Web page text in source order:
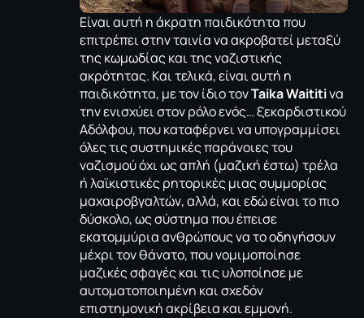
Είναι αυτή η άκρατη παιδικότητα που
επιτρέπει στην ταινία να ακροβατεί μεταξύ
της κωμωδίας και της ναζιστικής
ακρότητας. Και τελικά, είναι αυτή η
παιδικότητα, με τον ίδιο τονTaika Waititiνα
την ενισχύει στον ρόλο ενός… ξεκαρδιστικού
Αδόλφου, που καταφέρνει να υπογραμμίσει
όλες τις συστημικές παράνοιες του
ναζισμού όχι ως απλή (μαζική έστω) τρέλα
ή λαϊκιστικές ρητορικές μιας συμμορίας
μαχαιροβγαλτών, αλλά, και εδώ είναι το πιο
δύσκολο, ως σύστημα που έπεισε
εκατομμύρια ανθρώπους να το οδηγήσουν
μέχρι τον θάνατο, που νομιμοποίησε
μαζικές σφαγές και τις υλοποίησε με
αυτοματοποιημένη και σχεδόν
επιστημονική ακρίβεια και εμμονή.